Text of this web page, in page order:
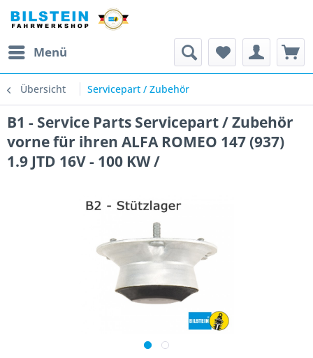
Menü
Übersicht Servicepart / Zubehör
B1 - Service Parts Servicepart / Zubehör
vorne für ihren ALFA ROMEO 147 (937)
1.9 JTD 16V - 100 KW /